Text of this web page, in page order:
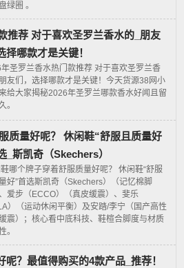
绿圈 。‌‌
推荐 对于喜欢圣罗兰香水的_朋友
择哪款才是关键！
圣罗兰香水热门款推荐 对于喜欢圣罗兰香
友们，选择哪款才是关键！今天货源38网小
给大家揭秘2026年圣罗兰哪款香水好闻且留
。
质量好呢？ 休闲鞋“舒服且质量好
‌_斯凯奇（Skechers）‌
哪个牌子穿着舒服质量好呢？ 休闲鞋“舒服
好”首选‌斯凯奇（Skechers）‌（记忆棉脚
爱步（ECCO）‌（真皮缓震）、‌斐乐
）‌（运动休闲平衡）及‌安踏/李宁‌（国产高性
震）；核心看‌中底科技、鞋楦合脚度与材质
。‌‌
呢？最值得购买的4款产品_推荐！